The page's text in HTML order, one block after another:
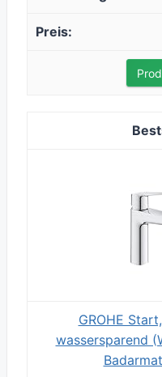
GROHE
wassersparend